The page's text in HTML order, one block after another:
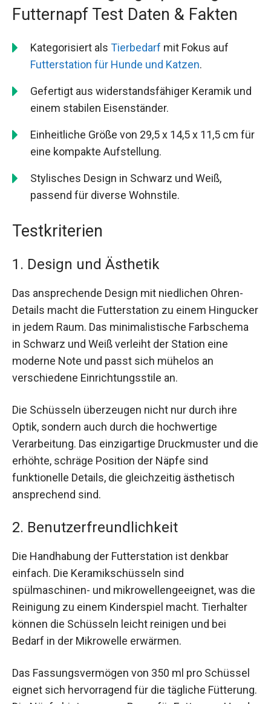
Futternapf Test Daten & Fakten
Kategorisiert als Tierbedarf mit Fokus auf
Futterstation für Hunde und Katzen.
Gefertigt aus widerstandsfähiger Keramik und
einem stabilen Eisenständer.
Einheitliche Größe von 29,5 x 14,5 x 11,5 cm für
eine kompakte Aufstellung.
Stylisches Design in Schwarz und Weiß,
passend für diverse Wohnstile.
Testkriterien
1. Design und Ästhetik
Das ansprechende Design mit niedlichen Ohren-
Details macht die Futterstation zu einem Hingucker
in jedem Raum. Das minimalistische Farbschema
in Schwarz und Weiß verleiht der Station eine
moderne Note und passt sich mühelos an
verschiedene Einrichtungsstile an.
Die Schüsseln überzeugen nicht nur durch ihre
Optik, sondern auch durch die hochwertige
Verarbeitung. Das einzigartige Druckmuster und die
erhöhte, schräge Position der Näpfe sind
funktionelle Details, die gleichzeitig ästhetisch
ansprechend sind.
2. Benutzerfreundlichkeit
Die Handhabung der Futterstation ist denkbar
einfach. Die Keramikschüsseln sind
spülmaschinen- und mikrowellengeeignet, was die
Reinigung zu einem Kinderspiel macht. Tierhalter
können die Schüsseln leicht reinigen und bei
Bedarf in der Mikrowelle erwärmen.
Das Fassungsvermögen von 350 ml pro Schüssel
eignet sich hervorragend für die tägliche Fütterung.